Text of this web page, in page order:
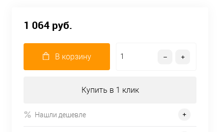
1 064 руб.
В корзину
Купить в 1 клик
Нашли дешевле